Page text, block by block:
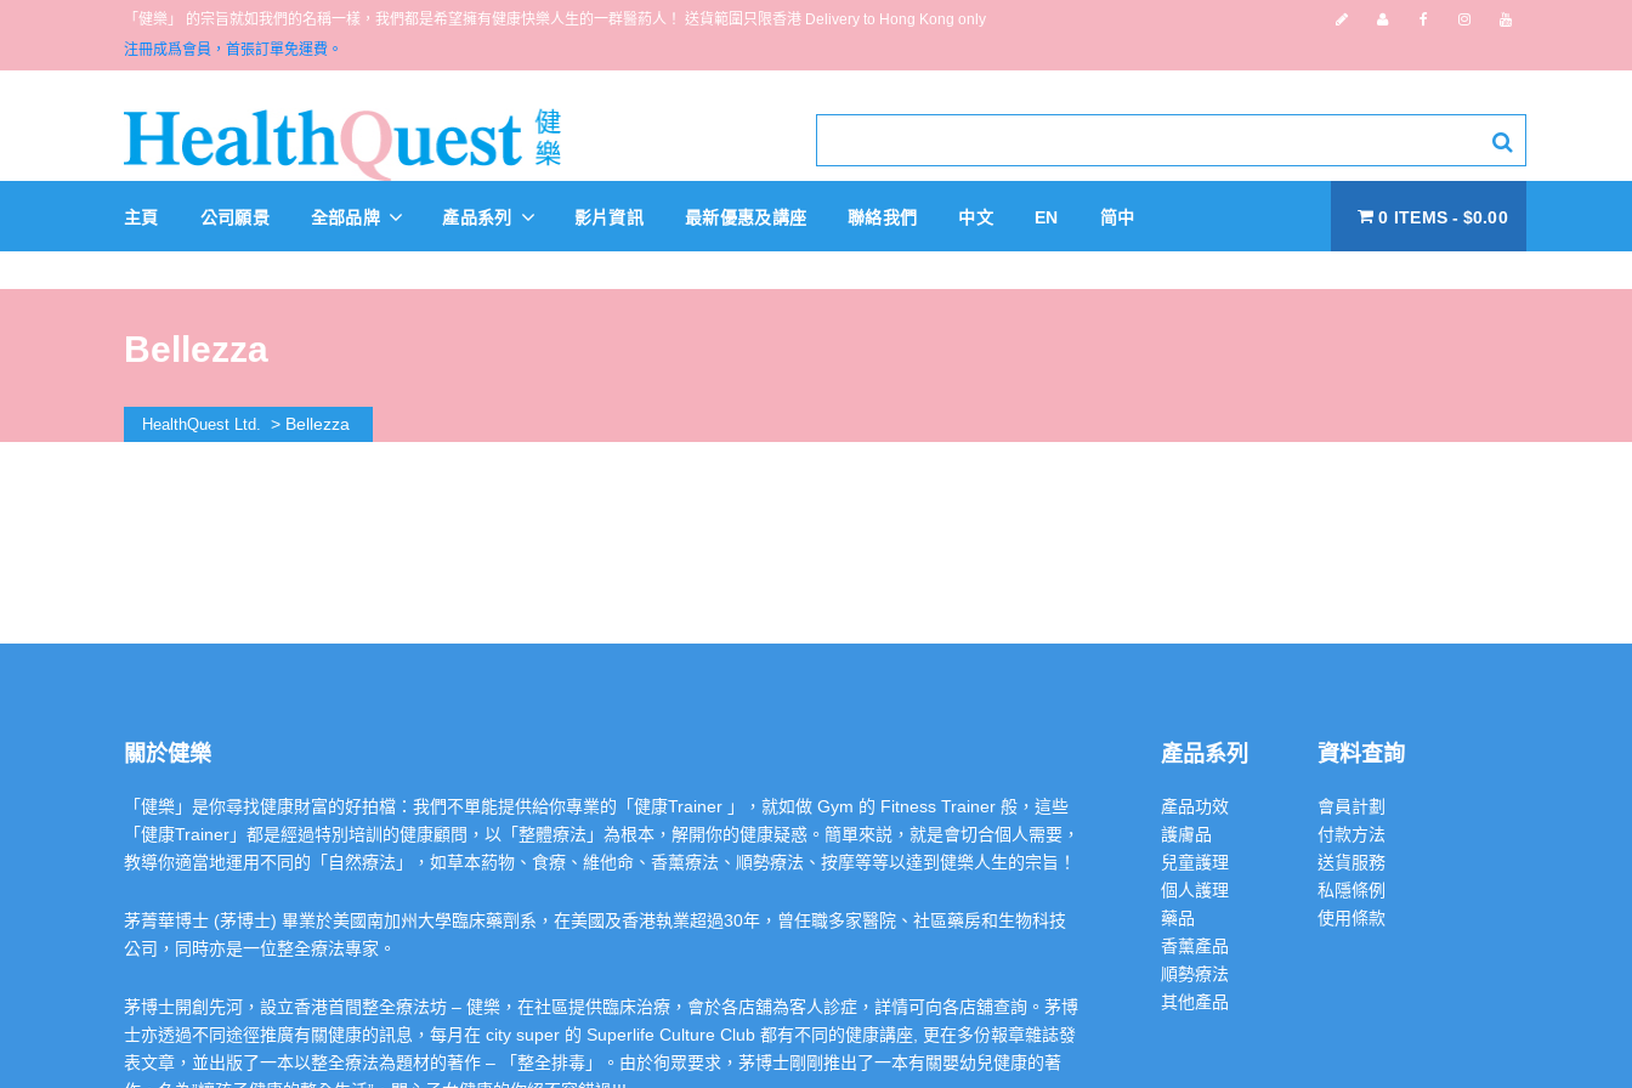
「健樂」 的宗旨就如我們的名稱一樣，我們都是希望擁有健康快樂人生的一群醫葯人！ 送貨範圍只限香港 Delivery to Hong Kong only
注冊成爲會員，首張訂單免運費。
主頁 公司願景 全部品牌 產品系列 影片資訊 最新優惠及講座 聯絡我們 中文 EN 简中 0 ITEMS $0.00
Bellezza
HealthQuest Ltd. > Bellezza
關於健樂
「健樂」是你尋找健康財富的好拍檔：我們不單能提供給你專業的「健康Trainer 」，就如做 Gym 的 Fitness Trainer 般，這些
「健康Trainer」都是經過特別培訓的健康顧問，以「整體療法」為根本，解開你的健康疑惑。簡單來説，就是會切合個人需要，
教導你適當地運用不同的「自然療法」，如草本葯物、食療、維他命、香薰療法、順勢療法、按摩等等以達到健樂人生的宗旨！
茅菁華博士 (茅博士) 畢業於美國南加州大學臨床藥劑系，在美國及香港執業超過30年，曾任職多家醫院、社區藥房和生物科技
公司，同時亦是一位整全療法專家。
茅博士開創先河，設立香港首間整全療法坊 – 健樂，在社區提供臨床治療，會於各店舖為客人診症，詳情可向各店舖查詢。茅博
士亦透過不同途徑推廣有關健康的訊息，每月在 city super 的 Superlife Culture Club 都有不同的健康講座, 更在多份報章雜誌發
表文章，並出版了一本以整全療法為題材的著作 – 「整全排毒」。由於徇眾要求，茅博士剛剛推出了一本有關嬰幼兒健康的著
產品系列
產品功效
護膚品
兒童護理
個人護理
藥品
香薰產品
順勢療法
其他產品
資料查詢
會員計劃
付款方法
送貨服務
私隱條例
使用條款